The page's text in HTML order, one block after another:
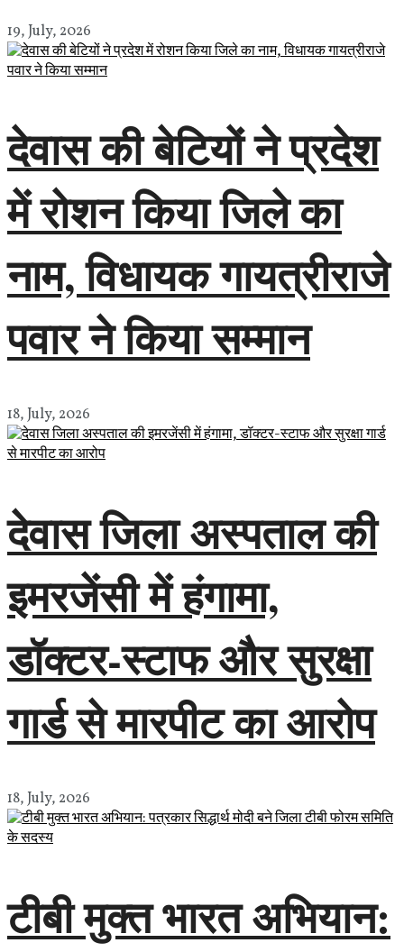
19, July, 2026
देवास की बेटियों ने प्रदेश
में रोशन किया जिले का
नाम, विधायक गायत्रीराजे
पवार ने किया सम्मान
18, July, 2026
देवास जिला अस्पताल की
इमरजेंसी में हंगामा,
डॉक्टर-स्टाफ और सुरक्षा
गार्ड से मारपीट का आरोप
18, July, 2026
टीबी मुक्त भारत अभियान: